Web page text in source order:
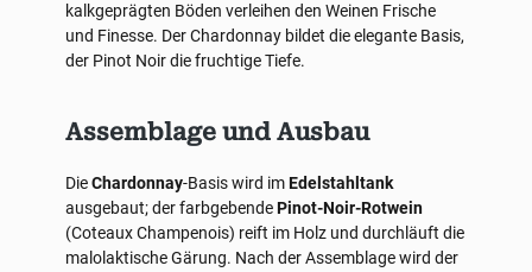
kalkgeprägten Böden verleihen den Weinen Frische
und Finesse. Der Chardonnay bildet die elegante Basis,
der Pinot Noir die fruchtige Tiefe.
Assemblage und Ausbau
DieChardonnay-Basis wird imEdelstahltank
ausgebaut; der farbgebendePinot-Noir-Rotwein
(Coteaux Champenois) reift im Holz und durchläuft die
malolaktische Gärung. Nach der Assemblage wird der